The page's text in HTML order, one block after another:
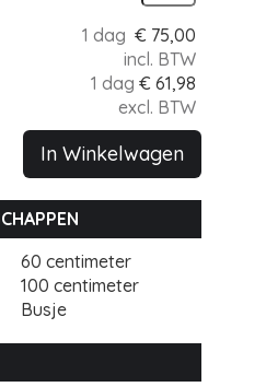
1 dag € 75,00
incl. BTW
1 dag € 61,98
excl. BTW
In Winkelwagen
60 centimeter
100 centimeter
Busje